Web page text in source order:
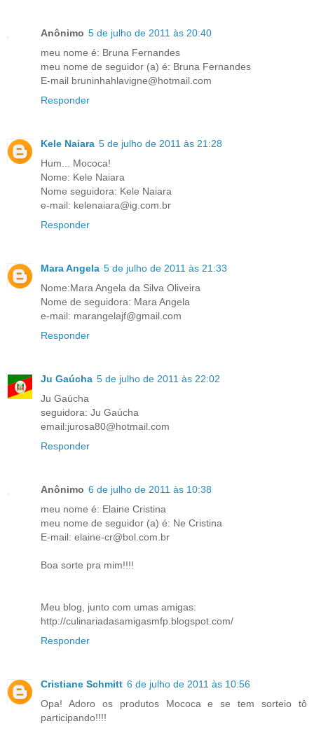
Anônimo 5 de julho de 2011 às 20:40
meu nome é: Bruna Fernandes
meu nome de seguidor (a) é: Bruna Fernandes
E-mail bruninhahlavigne@hotmail.com
Responder
Kele Naiara 5 de julho de 2011 às 21:28
Hum... Mococa!
Nome: Kele Naiara
Nome seguidora: Kele Naiara
e-mail: kelenaiara@ig.com.br
Responder
Mara Angela 5 de julho de 2011 às 21:33
Nome:Mara Angela da Silva Oliveira
Nome de seguidora: Mara Angela
e-mail: marangelajf@gmail.com
Responder
Ju Gaúcha 5 de julho de 2011 às 22:02
Ju Gaúcha
seguidora: Ju Gaúcha
email:jurosa80@hotmail.com
Responder
Anônimo 6 de julho de 2011 às 10:38
meu nome é: Elaine Cristina
meu nome de seguidor (a) é: Ne Cristina
E-mail: elaine-cr@bol.com.br
Boa sorte pra mim!!!!
Meu blog, junto com umas amigas:
http://culinariadasamigasmfp.blogspot.com/
Responder
Cristiane Schmitt 6 de julho de 2011 às 10:56
Opa! Adoro os produtos Mococa e se tem sorteio tô
participando!!!!